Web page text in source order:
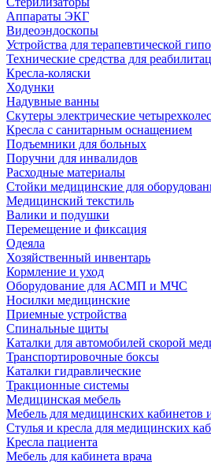
Аппараты ЭКГ
Видеоэндоскопы
Устройства для терапевтической
Технические средства для
Кресла-коляски
Ходунки
Надувные ванны
Скутеры электрические
Кресла с санитарным оснащением
Подъемники для больных
Поручни для инвалидов
Расходные материалы
Стойки медицинские для
Медицинский текстиль
Валики и подушки
Перемещение и фиксация
Одеяла
Хозяйственный инвентарь
Кормление и уход
Оборудование для АСМП и МЧС
Носилки медицинские
Приемные устройства
Спинальные щиты
Каталки для автомобилей скорой
Транспортировочные боксы
Каталки гидравлические
Тракционные системы
Медицинская мебель
Мебель для медицинских кабинетов
Стулья и кресла для медицинских
Кресла пациента
Мебель для кабинета врача